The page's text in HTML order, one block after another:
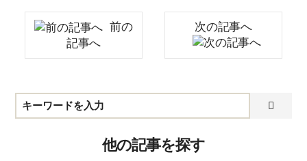
前の
記事へ
次の記事へ
他の記事を探す